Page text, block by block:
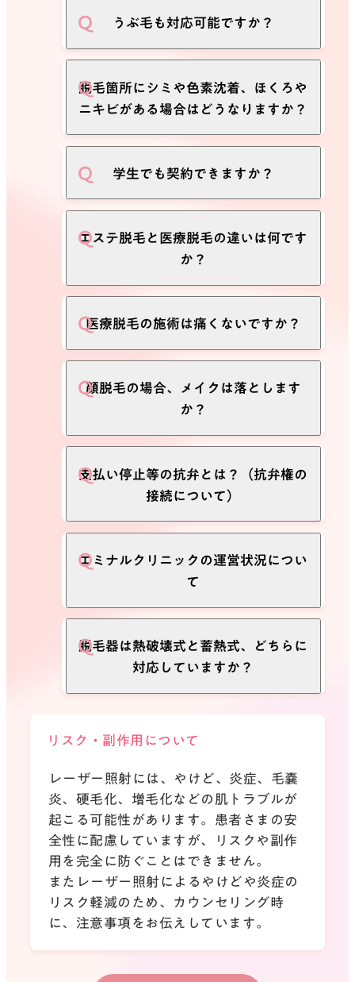
毛周期の個人差や、体質、それぞれの
概には言えませんが、当院では5回〜
10回ぐらい施術されることをおすすめ
しております。
介しています。
うぶ毛も対応可能ですか？
当院に導入している脱毛器は、太い毛
からうぶ毛まで対応可能なレーザーを
ご安心ください。
脱毛箇所にシミや色素沈着、ほくろや
ニキビがある場合はどうなりますか？
色の濃い箇所は、レーザーの光を吸収
シミや色素沈着、ほくろなどは避けて
施術していきます。気になる箇所は医
師の問診時にご相談ください。
学生でも契約できますか？
ご契約可能です。
お得な学生プラン料金や分割払いをご
とが可能です。
詳しくは「学生プラン」ページをご確
ただし、施術の種類によってご契約条
件が異なります。
・医療脱毛：契約可能
は契約可能
※高校生は契約いただけません（卒
業後3月末まで不可）
契約可能
ご不明な点がございましたら、お気軽
にお問い合わせください。
エステ脱毛と医療脱毛の違いは何です
か？
エステで行われている脱毛は高出力の
結果が出るまでに長い期間がかかって
しまう場合があります。医療脱毛は高
出力の医療レーザー脱毛器を使用する
了を目指せます。
医療脱毛の施術は痛くないですか？
当院の脱毛器は、肌や毛質に合わせて
出力を調整できる機能や、強力な冷却
に施術を受けていただけるよう工夫し
ております。痛みの感じ方には個人差
があるため、ご不安な場合はスタッフ
顔脱毛の場合、メイクは落とします
か？
顔脱毛の場合は、メイクを落とした状
態で施術いたします。メイクをせずに
院いただき、施術前に当院のドレッサ
ーでメイクを落としてください。施術
後はドレッサーでメイクが可能ですの
支払い停止等の抗弁とは？（抗弁権の
接続について）
事業者の倒産などにより、それ以降の
役務（施術）の提供を受けられなくな
どからの代金請求に対し、お支払いの
停止を求めることができます。
※ただし既に支払った（引き落とされ
のように万が一に備えることもできま
ード会社、信販会社の契約書等をご確
認ください）
エミナルクリニックの運営状況につい
て
当院では、医療ローンとクレジットカ
ード決済において、それぞれ複数社と
つながっていると自負しております。
ただけるクリニックでありつづけるよ
う努めてまいります。
脱毛器は熱破壊式と蓄熱式、どちらに
対応していますか？
ロ」は、蓄熱式と熱破壊式、両方に対
リスク・副作用について
レーザー照射には、やけど、炎症、毛嚢
炎、硬毛化、増毛化などの肌トラブルが
起こる可能性があります。患者さまの安
全性に配慮していますが、リスクや副作
用を完全に防ぐことはできません。
またレーザー照射によるやけどや炎症の
リスク軽減のため、カウンセリング時
に、注意事項をお伝えしています。